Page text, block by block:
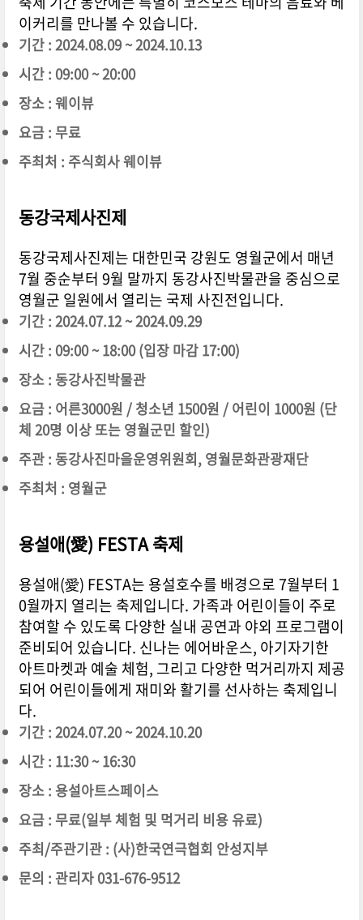
이커리를 만나볼 수 있습니다.
기간 : 2024.08.09 ~ 2024.10.13
시간 : 09:00 ~ 20:00
장소 : 웨이뷰
요금 : 무료
주최처 : 주식회사 웨이뷰
동강국제사진제
동강국제사진제는 대한민국 강원도 영월군에서 매년
7월 중순부터 9월 말까지 동강사진박물관을 중심으로
영월군 일원에서 열리는 국제 사진전입니다.
기간 : 2024.07.12 ~ 2024.09.29
시간 : 09:00 ~ 18:00 (입장 마감 17:00)
장소 : 동강사진박물관
요금 : 어른3000원 / 청소년 1500원 / 어린이 1000원 (단
체 20명 이상 또는 영월군민 할인)
주관 : 동강사진마을운영위원회, 영월문화관광재단
주최처 : 영월군
용설애(愛) FESTA 축제
용설애(愛) FESTA는 용설호수를 배경으로 7월부터 1
0월까지 열리는 축제입니다. 가족과 어린이들이 주로
참여할 수 있도록 다양한 실내 공연과 야외 프로그램이
준비되어 있습니다. 신나는 에어바운스, 아기자기한
아트마켓과 예술 체험, 그리고 다양한 먹거리까지 제공
되어 어린이들에게 재미와 활기를 선사하는 축제입니
다.
기간 : 2024.07.20 ~ 2024.10.20
시간 : 11:30 ~ 16:30
장소 : 용설아트스페이스
요금 : 무료(일부 체험 및 먹거리 비용 유료)
주최/주관기관 : (사)한국연극협회 안성지부
문의 : 관리자 031-676-9512